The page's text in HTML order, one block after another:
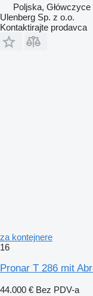
Poljska, Główczyce
Ulenberg Sp. z o.o.
Kontaktirajte prodavca
za kontejnere
16
Pronar T 286 mit
44.000 € Bez PDV-a